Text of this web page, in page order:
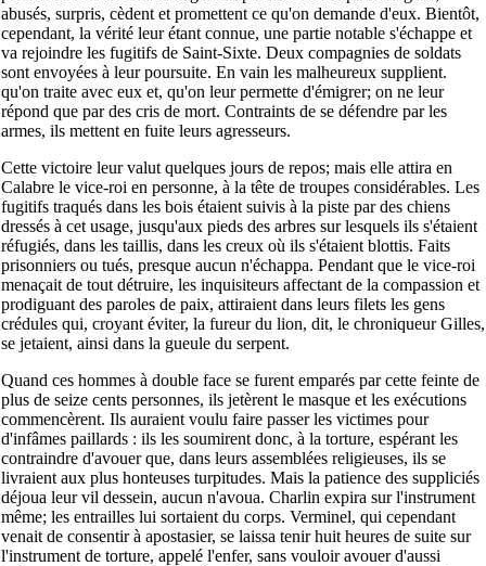
abusés, surpris, cèdent et promettent ce qu'on demande d'eux. Bientôt,
cependant, la vérité leur étant connue, une partie notable s'échappe et
va rejoindre les fugitifs de Saint-Sixte. Deux compagnies de soldats
sont envoyées à leur poursuite. En vain les malheureux supplient.
qu'on traite avec eux et, qu'on leur permette d'émigrer; on ne leur
répond que par des cris de mort. Contraints de se défendre par les
armes, ils mettent en fuite leurs agresseurs.
Cette victoire leur valut quelques jours de repos; mais elle attira en
Calabre le vice-roi en personne, à la tête de troupes considérables. Les
fugitifs traqués dans les bois étaient suivis à la piste par des chiens
dressés à cet usage, jusqu'aux pieds des arbres sur lesquels ils s'étaient
réfugiés, dans les taillis, dans les creux où ils s'étaient blottis. Faits
prisonniers ou tués, presque aucun n'échappa. Pendant que le vice-roi
menaçait de tout détruire, les inquisiteurs affectant de la compassion et
prodiguant des paroles de paix, attiraient dans leurs filets les gens
crédules qui, croyant éviter, la fureur du lion, dit, le chroniqueur Gilles,
se jetaient, ainsi dans la gueule du serpent.
Quand ces hommes à double face se furent emparés par cette feinte de
plus de seize cents personnes, ils jetèrent le masque et les exécutions
commencèrent. Ils auraient voulu faire passer les victimes pour
d'infâmes paillards : ils les soumirent donc, à la torture, espérant les
contraindre d'avouer que, dans leurs assemblées religieuses, ils se
livraient aux plus honteuses turpitudes. Mais la patience des suppliciés
déjoua leur vil dessein, aucun n'avoua. Charlin expira sur l'instrument
même; les entrailles lui sortaient du corps. Verminel, qui cependant
venait de consentir à apostasier, se laissa tenir huit heures de suite sur
l'instrument de torture, appelé l'enfer, sans vouloir avouer d'aussi